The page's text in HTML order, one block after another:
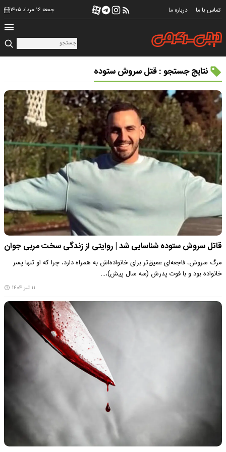
تماس با ما درباره ما جمعه ۱۶ مرداد ۱۴۰۵
نتایج جستجو : قتل سروش ستوده
قاتل سروش ستوده شناسایی شد | روایتی از زندگی سخت مربی جوان
مرگ سروش، فاجعه‌ای عمیق‌تر برای خانواده‌اش به همراه دارد، چرا که او تنها پسر
خانواده بود و با فوت پدرش (سه سال پیش)،…
۱۱ تیر ۱۴۰۴